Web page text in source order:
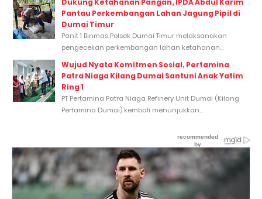
Dukung Ketahanan Pangan, IPDA Abdul Karim
Pantau Perkembangan Lahan Jagung Pipil di
Dumai Timur
Panit 1 Binmas Polsek Dumai Timur melaksanakan
pengecekan perkembangan lahan ketahanan...
Wujud Nyata Komitmen Sosial, Pertamina
Patra Niaga Kilang Dumai Santuni Anak Yatim
Ring 1
PT Pertamina Patra Niaga Refinery Unit Dumai (Kilang
Pertamina Dumai) kembali menunjukkan...